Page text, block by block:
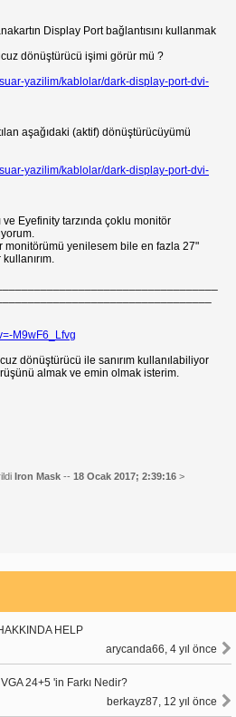
Display Port bağlantısını kullanmak
dönüştürücü işimi görür mü ?
yazilim/kablolar/dark-display-port-dvi-
aşağıdaki (aktif) dönüştürücüyümü
yazilim/kablolar/dark-display-port-dvi-
ve Eyefinity tarzında çoklu monitör
monitörümü yenilesem bile en fazla 27"
M9wF6_Lfvg
dönüştürücü ile sanırım kullanılabiliyor
almak ve emin olmak isterim.
Iron Mask -- 18 Ocak 2017; 2:39:16 >
HELP
arycanda66, 4 yıl önce
24+5 'in Farkı Nedir?
berkayz87, 12 yıl önce